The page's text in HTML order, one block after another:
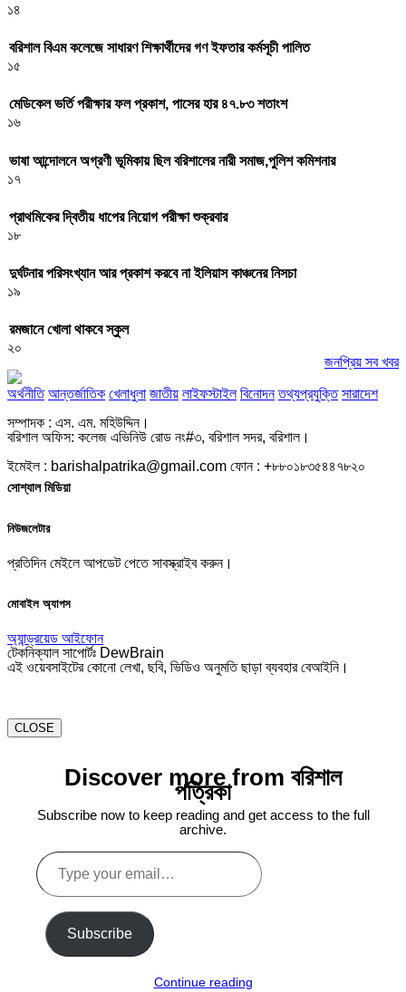
১৪
বরিশাল বিএম কলেজে সাধারণ শিক্ষার্থীদের গণ ইফতার কর্মসূচী পালিত
১৫
মেডিকেল ভর্তি পরীক্ষার ফল প্রকাশ, পাসের হার ৪৭.৮৩ শতাংশ
১৬
ভাষা আন্দোলনে অগ্রণী ভূমিকায় ছিল বরিশালের নারী সমাজ,পুলিশ কমিশনার
১৭
প্রাথমিকের দ্বিতীয় ধাপের নিয়োগ পরীক্ষা শুক্রবার
১৮
দুর্ঘটনার পরিসংখ্যান আর প্রকাশ করবে না ইলিয়াস কাঞ্চনের নিসচা
১৯
রমজানে খোলা থাকবে স্কুল
২০
জনপ্রিয় সব খবর
অর্থনীতি আন্তর্জাতিক খেলাধুলা জাতীয় লাইফস্টাইল বিনোদন তথ্যপ্রযুক্তি সারাদেশ
সম্পাদক : এস. এম. মহিউদ্দিন।
বরিশাল অফিস: কলেজ এভিনিউ রোড নং#৩, বরিশাল সদর, বরিশাল।
ইমেইল : barishalpatrika@gmail.com ফোন : +৮৮০১৮৩৫৪৪৭৮২০
সোশ্যাল মিডিয়া
নিউজলেটার
প্রতিদিন মেইলে আপডেট পেতে সাবস্ক্রাইব করুন।
মোবাইল অ্যাপস
অ্যান্ড্রয়েড আইফোন
টেকনিক্যাল সাপোর্টঃ DewBrain
এই ওয়েবসাইটের কোনো লেখা, ছবি, ভিডিও অনুমতি ছাড়া ব্যবহার বেআইনি।
CLOSE
Discover more from বরিশাল
পত্রিকা
Subscribe now to keep reading and get access to the full
archive.
Type
your
email…
Subscribe
Continue reading